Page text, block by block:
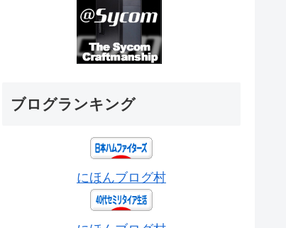
ブログランキング
にほんブログ村